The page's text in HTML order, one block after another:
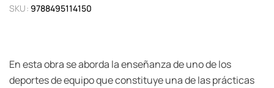
SKU: 9788495114150
En esta obra se aborda la enseñanza de uno de los
deportes de equipo que constituye una de las prácticas